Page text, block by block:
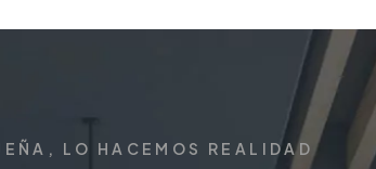
LO HACEMOS REALIDAD